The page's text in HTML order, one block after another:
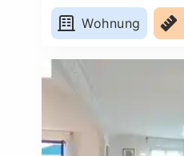
Wohnung